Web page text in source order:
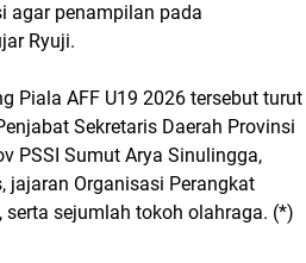
agar penampilan pada
Ryuji.
Piala AFF U19 2026 tersebut turut
Sekretaris Daerah Provinsi
PSSI Sumut Arya Sinulingga,
jajaran Organisasi Perangkat
serta sejumlah tokoh olahraga. (*)